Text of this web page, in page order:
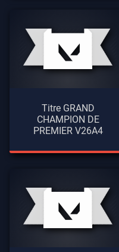
Titre GRAND
CHAMPION DE
PREMIER V26A4